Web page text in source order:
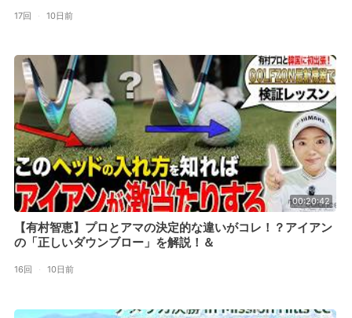
17回 · 10日前
00:20:42
【有村智恵】プロとアマの決定的な違いがコレ！？アイアン
の「正しいダウンブロー」を解説！＆
16回 · 10日前